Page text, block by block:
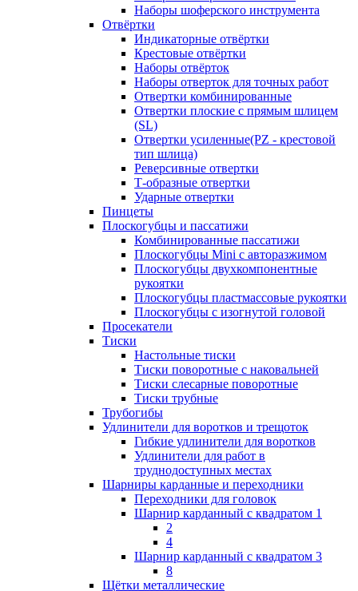
Наборы шоферского инструмента
Отвёртки
Индикаторные отвёртки
Крестовые отвёртки
Наборы отвёрток
Наборы отверток для точных работ
Отвертки комбинированные
Отвертки плоские с прямым шлицем
(SL)
Отвертки усиленные(PZ - крестовой
тип шлица)
Реверсивные отвертки
Т-образные отвертки
Ударные отвертки
Пинцеты
Плоскогубцы и пассатижи
Комбинированные пассатижи
Плоскогубцы Mini с авторазжимом
Плоскогубцы двухкомпонентные
рукоятки
Плоскогубцы пластмассовые рукоятки
Плоскогубцы с изогнутой головой
Просекатели
Тиски
Настольные тиски
Тиски поворотные с наковальней
Тиски слесарные поворотные
Тиски трубные
Трубогибы
Удлинители для воротков и трещоток
Гибкие удлинители для воротков
Удлинители для работ в
труднодоступных местах
Шарниры карданные и переходники
Переходники для головок
Шарнир карданный с квадратом 1
2
4
Шарнир карданный с квадратом 3
8
Щётки металлические